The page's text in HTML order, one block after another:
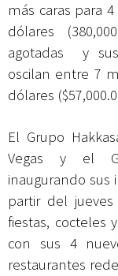
más caras para
dólares
agotadas y
oscilan entre 7
dólares
El Grupo
Vegas y el
inaugurando sus
partir del
fiestas, cocteles
con sus 4
restaurantes